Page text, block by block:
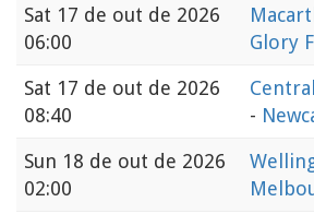
Sat 17 de out de 2026
06:00
Glory
Sat 17 de out de 2026
08:40
-
Sun 18 de out de 2026
02:00